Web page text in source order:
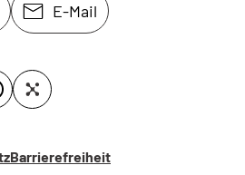
E-Mail
Barrierefreiheit